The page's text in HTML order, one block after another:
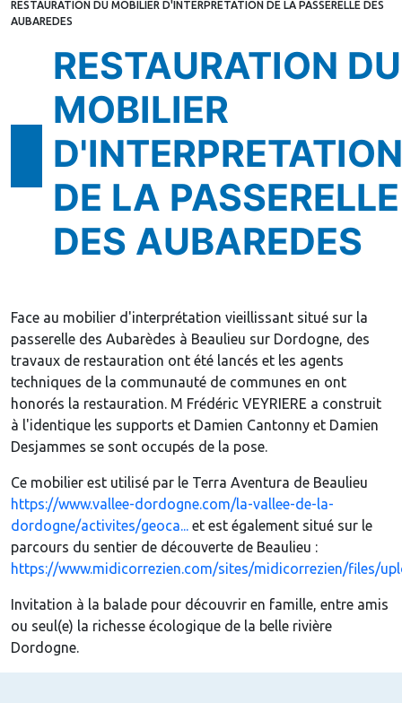
RESTAURATION DU MOBILIER D'INTERPRETATION DE LA PASSERELLE DES
AUBAREDES
RESTAURATION DU
MOBILIER
D'INTERPRETATION
DE LA PASSERELLE
DES AUBAREDES
Face au mobilier d'interprétation vieillissant situé sur la
passerelle des Aubarèdes à Beaulieu sur Dordogne, des
travaux de restauration ont été lancés et les agents
techniques de la communauté de communes en ont
honorés la restauration. M Frédéric VEYRIERE a construit
à l'identique les supports et Damien Cantonny et Damien
Desjammes se sont occupés de la pose.
Ce mobilier est utilisé par le Terra Aventura de Beaulieu
https://www.vallee-dordogne.com/la-vallee-de-la-
dordogne/activites/geoca... et est également situé sur le
parcours du sentier de découverte de Beaulieu :
https://www.midicorrezien.com/sites/midicorrezien/files/
Invitation à la balade pour découvrir en famille, entre amis
ou seul(e) la richesse écologique de la belle rivière
Dordogne.